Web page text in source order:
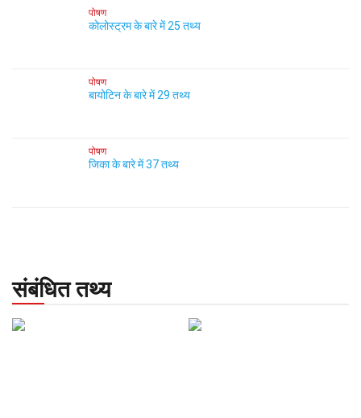
पोषण
कोलोस्ट्रम के बारे में 25 तथ्य
पोषण
बायोटिन के बारे में 29 तथ्य
पोषण
जिका के बारे में 37 तथ्य
संबंधित तथ्य